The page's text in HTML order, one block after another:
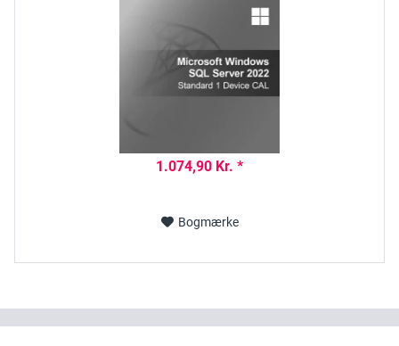
1.074,90 Kr. *
Bogmærke